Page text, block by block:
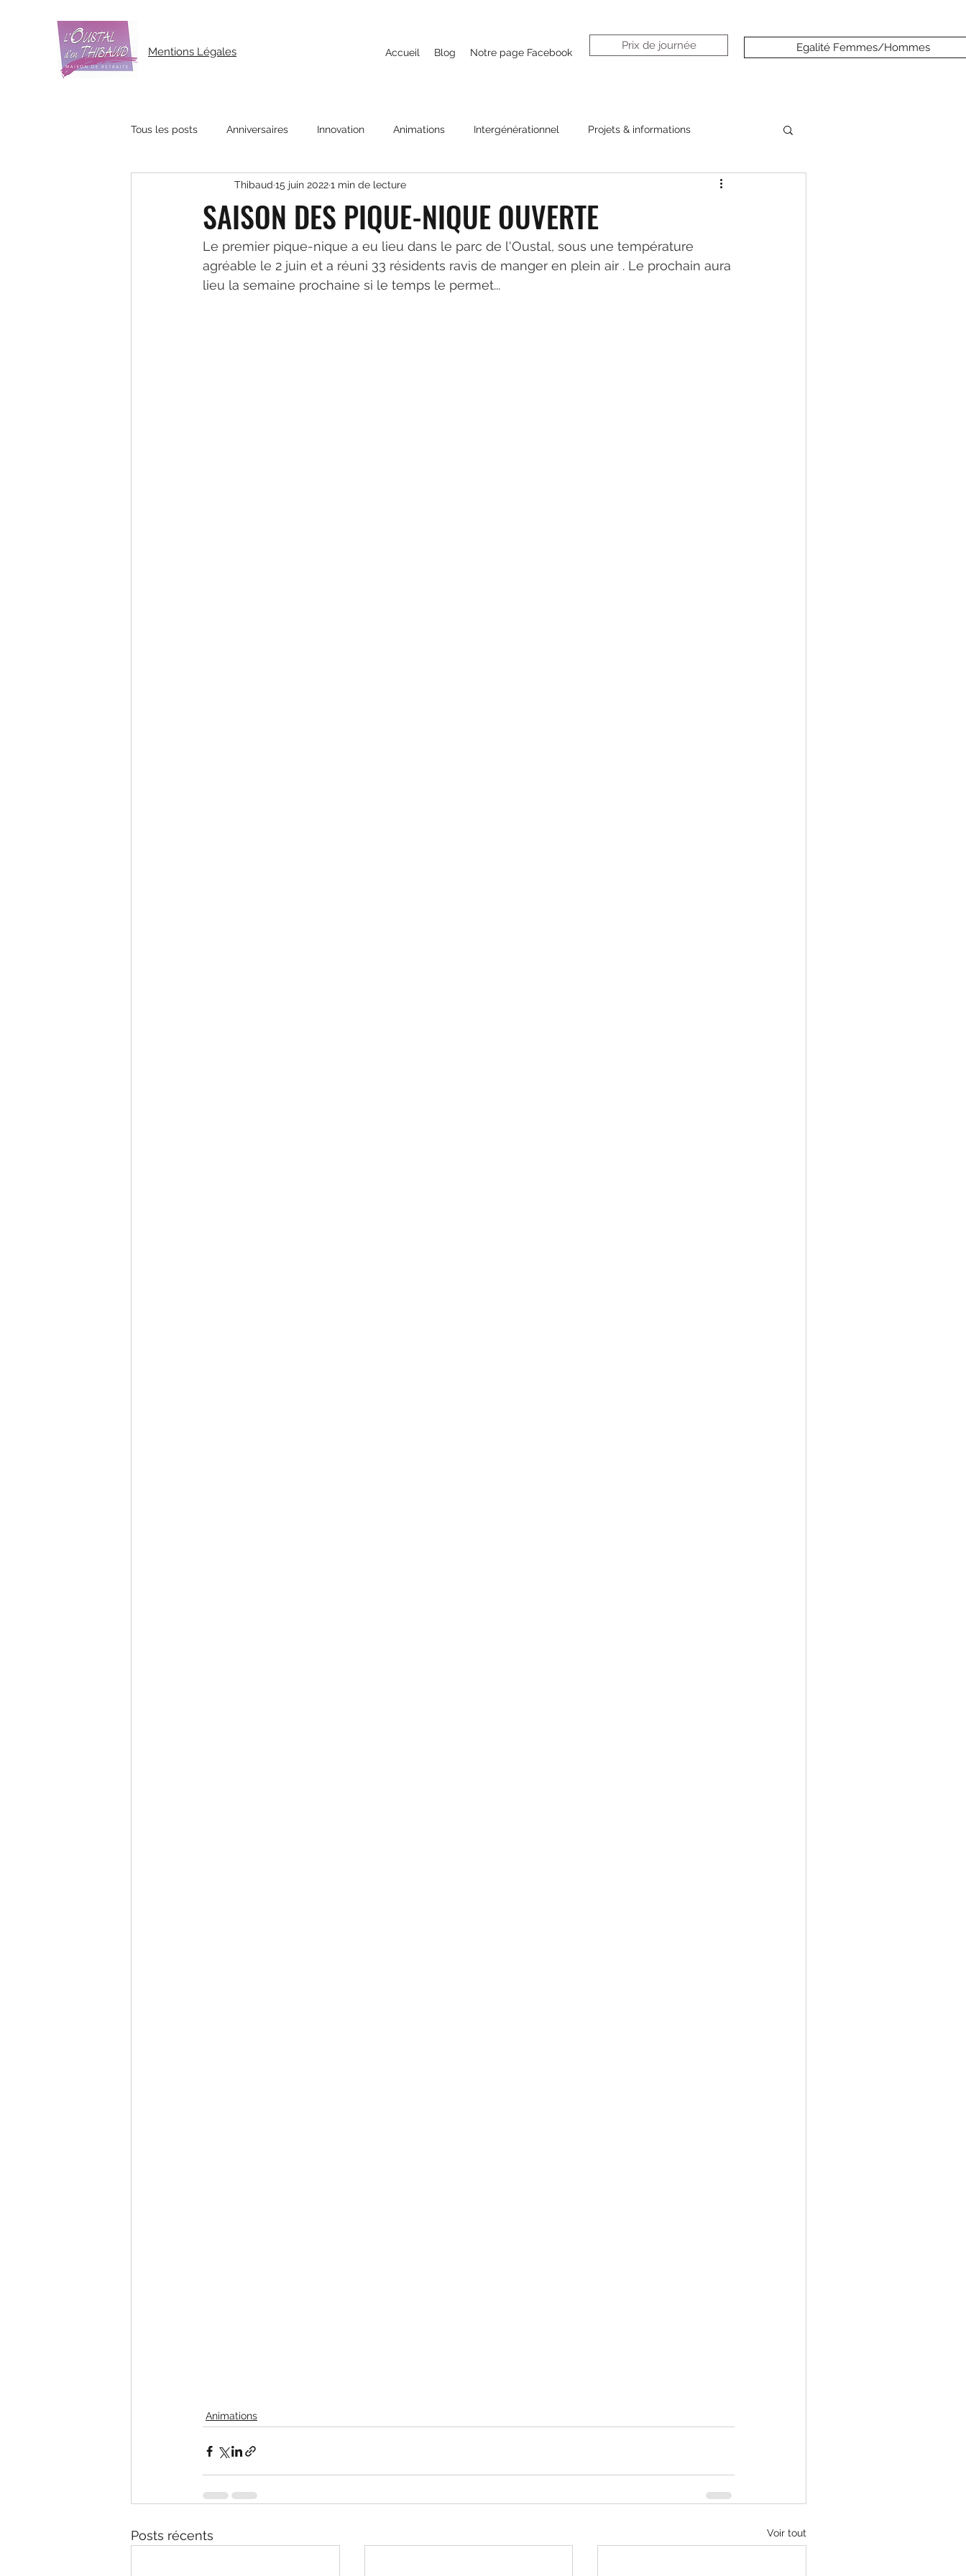
Mentions Légales Accueil Blog Notre page Facebook
Prix de journée Egalité Femmes/Hommes
Tous les posts Anniversaires Innovation Animations Intergénérationnel Projets & informations
SAISON DES PIQUE-NIQUE OUVERTE
Thibaud 15 juin 20221 min de lecture
Le premier pique-nique a eu lieu dans le parc de l'Oustal, sous une température
agréable le 2 juin et a réuni 33 résidents ravis de manger en plein air . Le prochain aura
lieu la semaine prochaine si le temps le permet...
Animations
Posts récents Voir tout